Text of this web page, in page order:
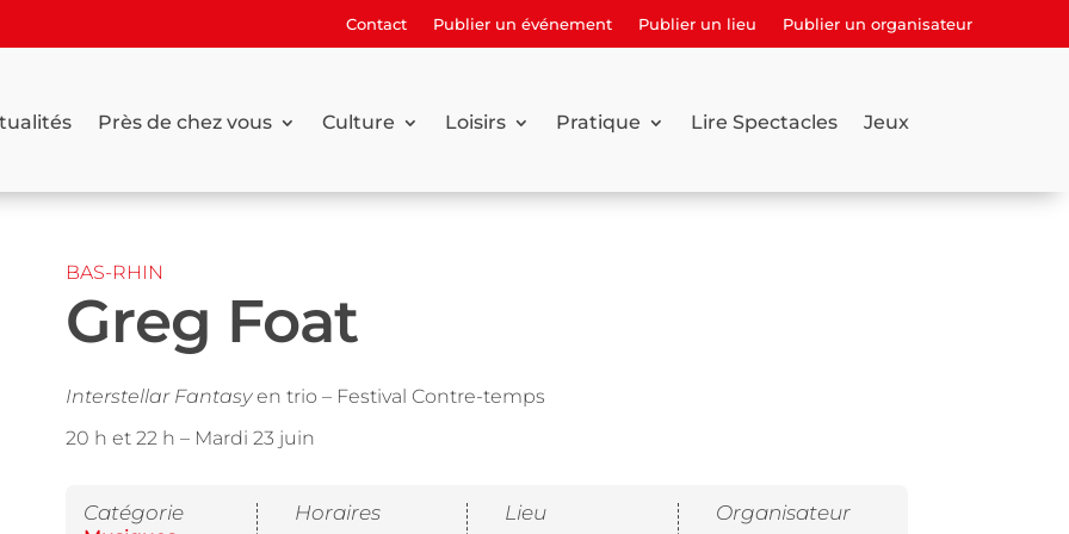
Contact Publier un événement Publier un lieu Publier un organisateur
Près de chez vous Culture Loisirs Pratique Lire Spectacles Jeux
BAS-RHIN
Greg Foat
Interstellar Fantasyen trio – Festival Contre-temps
20 h et 22 h – Mardi 23 juin
Catégorie Horaires Lieu Organisateur